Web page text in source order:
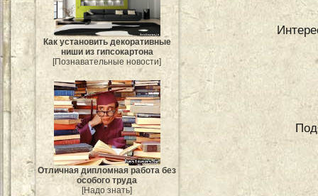
Как установить декоративные
ниши из гипсокартона
[Познавательные новости]
Отличная дипломная работа без
особого труда
[Надо знать]